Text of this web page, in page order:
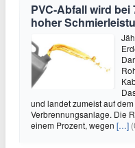
PVC-Abfall wird bei
hoher
und landet zumeist auf
Verbrennungsanlage. Die
einem Prozent, wegen […]